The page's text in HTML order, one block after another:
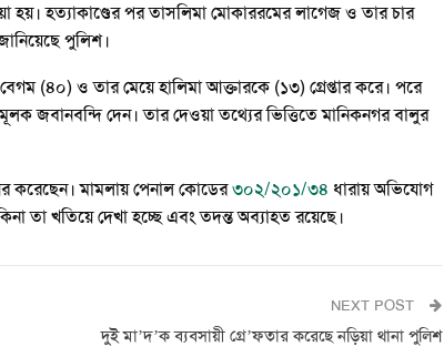
হয়। হত্যাকাণ্ডের পর তাসলিমা মোকাররমের লাগেজ ও তার চার
পুলিশ।
(৪০) ও তার মেয়ে হালিমা আক্তারকে (১৩) গ্রেপ্তার করে। পরে
জবানবন্দি দেন। তার দেওয়া তথ্যের ভিত্তিতে মানিকনগর বালুর
করেছেন। মামলায় পেনাল কোডের৩০২/২০১/৩৪ ধারায় অভিযোগ
তা খতিয়ে দেখা হচ্ছে এবং তদন্ত অব্যাহত রয়েছে।
NEXT POST
দুই মা’দ’ক ব্যবসায়ী গ্রে’ফতার করেছে নড়িয়া থানা পুলিশ